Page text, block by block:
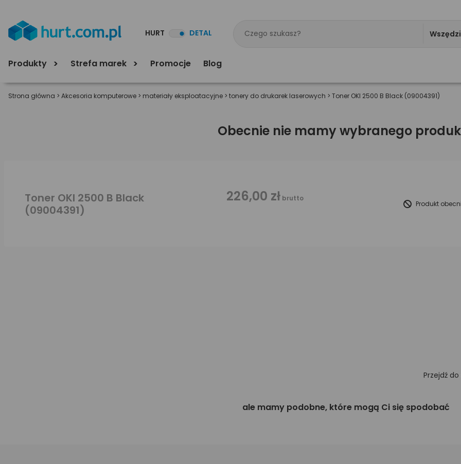
HURT DETAL
Produkty Strefa marek Promocje Blog
Strona główna > Akcesoria komputerowe > materiały eksploatacyjne > tonery do drukarek laserowych > Toner OKI 2500 B Black (09004391)
Obecnie nie mamy wybranego
Toner OKI 2500 B Black
(09004391)
226,00 zł brutto
Produkt
Przejdź do
ale mamy podobne, które mogą Ci się spodobać